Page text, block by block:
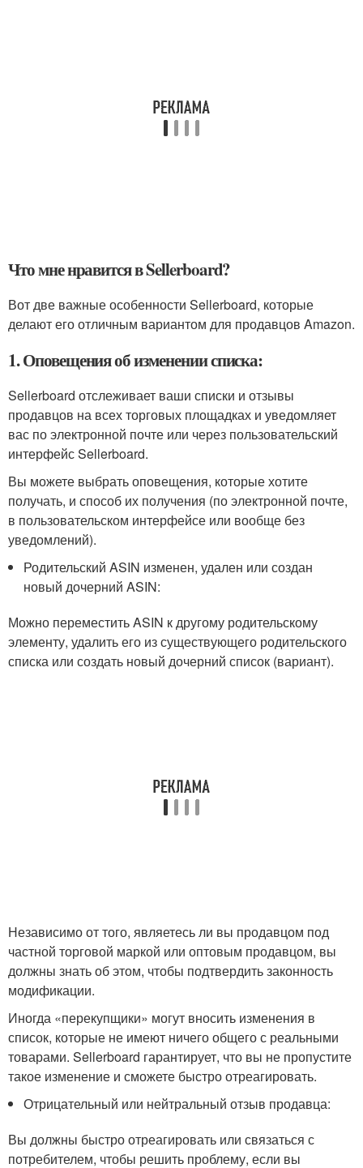
Что мне нравится в Sellerboard?
Вот две важные особенности Sellerboard, которые
делают его отличным вариантом для продавцов Amazon.
1. Оповещения об изменении списка:
Sellerboard отслеживает ваши списки и отзывы
продавцов на всех торговых площадках и уведомляет
вас по электронной почте или через пользовательский
интерфейс Sellerboard.
Вы можете выбрать оповещения, которые хотите
получать, и способ их получения (по электронной почте,
в пользовательском интерфейсе или вообще без
уведомлений).
Родительский ASIN изменен, удален или создан
новый дочерний ASIN:
Можно переместить ASIN к другому родительскому
элементу, удалить его из существующего родительского
списка или создать новый дочерний список (вариант).
Независимо от того, являетесь ли вы продавцом под
частной торговой маркой или оптовым продавцом, вы
должны знать об этом, чтобы подтвердить законность
модификации.
Иногда «перекупщики» могут вносить изменения в
список, которые не имеют ничего общего с реальными
товарами. Sellerboard гарантирует, что вы не пропустите
такое изменение и сможете быстро отреагировать.
Отрицательный или нейтральный отзыв продавца:
Вы должны быстро отреагировать или связаться с
потребителем, чтобы решить проблему, если вы